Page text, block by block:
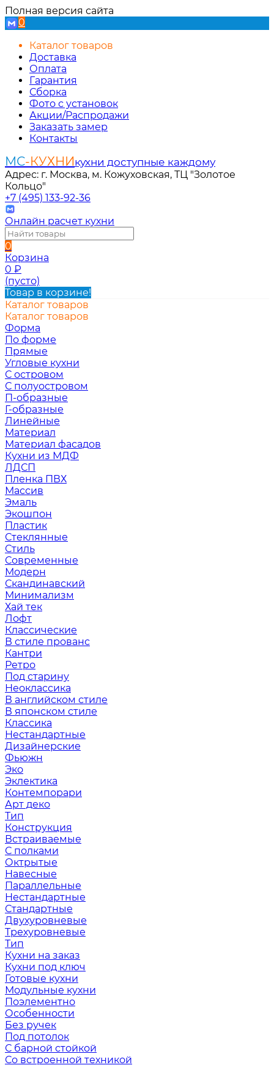
Полная версия сайта
0
Каталог товаров
Доставка
Оплата
Гарантия
Сборка
Фото с установок
Акции/Распродажи
Заказать замер
Контакты
МС-КУХНИкухни доступные каждому
Адрес: г. Москва, м. Кожуховская, ТЦ "Золотое
Кольцо"
+7 (495) 133-92-36
Онлайн расчет кухни
0
Корзина
0 ₽
(пусто)
Товар в корзине!
Каталог товаров
Каталог товаров
Форма
По форме
Прямые
Угловые кухни
С островом
С полуостровом
П-образные
Г-образные
Линейные
Материал
Материал фасадов
Кухни из МДФ
ЛДСП
Пленка ПВХ
Массив
Эмаль
Экошпон
Пластик
Стеклянные
Стиль
Современные
Модерн
Скандинавский
Минимализм
Хай тек
Лофт
Классические
В стиле прованс
Кантри
Ретро
Под старину
Неоклассика
В английском стиле
В японском стиле
Классика
Нестандартные
Дизайнерские
Фьюжн
Эко
Эклектика
Контемпорари
Арт деко
Тип
Конструкция
Встраиваемые
С полками
Октрытые
Навесные
Параллельные
Нестандартные
Стандартные
Двухуровневые
Трехуровневые
Тип
Кухни на заказ
Кухни под ключ
Готовые кухни
Модульные кухни
Поэлементно
Особенности
Без ручек
Под потолок
С барной стойкой
Со встроенной техникой